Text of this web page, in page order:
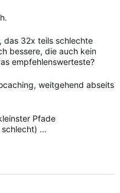
das 32x teils schlechte
bessere, die auch kein
empfehlenswerteste?
weitgehend abseits
Pfade
...